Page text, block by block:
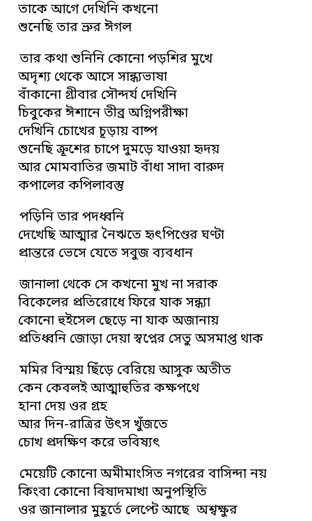
তাকে আগে দেখিনি কখনো
শুনেছি তার ভ্রুর ঈগল
তার কথা শুনিনি কোনো পড়শির মুখে
অদৃশ্য থেকে আসে সান্ধ্যভাষা
বাঁকানো গ্রীবার সৌন্দর্য দেখিনি
চিবুকের ঈশানে তীব্র অগ্নিপরীক্ষা
দেখিনি চোখের চূড়ায় বাষ্প
শুনেছি ক্রূশের চাপে দুমড়ে যাওয়া হৃদয়
আর মোমবাতির জমাট বাঁধা সাদা বারুদ
কপালের কপিলাবস্তু
পড়িনি তার পদধ্বনি
দেখেছি আত্মার নৈঋতে হৃৎপিণ্ডের ঘণ্টা
প্রান্তরে ভেসে যেতে সবুজ ব্যবধান
জানালা থেকে সে কখনো মুখ না সরাক
বিকেলের প্রতিরোধে ফিরে যাক সন্ধ্যা
কোনো হুইসেল ছেড়ে না যাক অজানায়
প্রতিধ্বনি জোড়া দেয়া স্বপ্নের সেতু অসমাপ্ত থাক
মমির বিস্ময় ছিঁড়ে বেরিয়ে আসুক অতীত
কেন কেবলই আত্মাহুতির কক্ষপথে
হানা দেয় ওর গ্রহ
আর দিন-রাত্রির উৎস খুঁজতে
চোখ প্রদক্ষিণ করে ভবিষ্যৎ
মেয়েটি কোনো অমীমাংসিত নগরের বাসিন্দা নয়
কিংবা কোনো বিষাদমাখা অনুপস্থিতি
ওর জানালার মুহূর্তে লেপ্টে আছে অশ্বক্ষুর